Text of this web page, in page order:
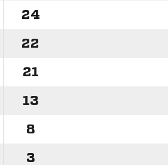
24
22
21
13
8
3